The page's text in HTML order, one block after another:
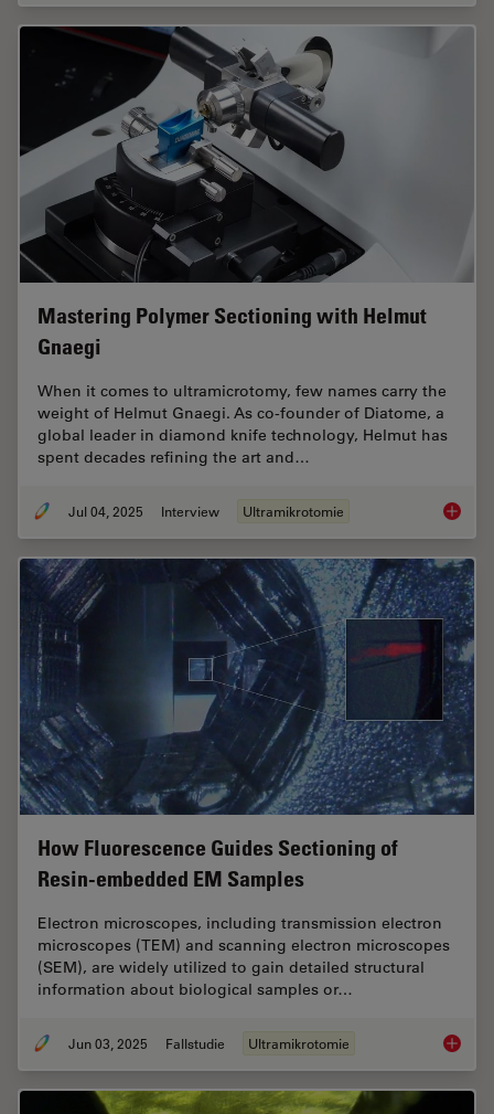
Mastering Polymer Sectioning with Helmut
Gnaegi
When it comes to ultramicrotomy, few names carry the
weight of Helmut Gnaegi. As co-founder of Diatome, a
global leader in diamond knife technology, Helmut has
spent decades refining the art and…
Jul 04, 2025 Interview Ultramikrotomie
How Fluorescence Guides Sectioning of
Resin-embedded EM Samples
Electron microscopes, including transmission electron
microscopes (TEM) and scanning electron microscopes
(SEM), are widely utilized to gain detailed structural
information about biological samples or…
Jun 03, 2025 Fallstudie Ultramikrotomie How